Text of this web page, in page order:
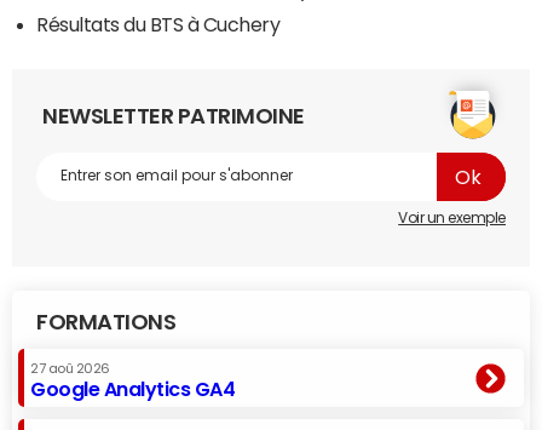
Résultats du BTS à Cuchery
NEWSLETTER PATRIMOINE
Voir un exemple
FORMATIONS
27 aoû 2026
Google Analytics GA4